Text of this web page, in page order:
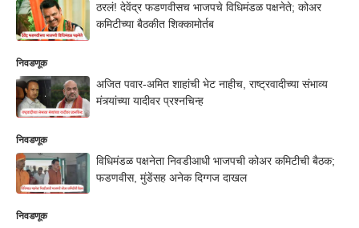
ठरलं! देवेंद्र फडणवीसच भाजपचे विधिमंडळ पक्षनेते; कोअर
कमिटीच्या बैठकीत शिक्कामोर्तब
निवडणूक
अजित पवार-अमित शाहांची भेट नाहीच, राष्ट्रवादीच्या संभाव्य
मंत्र्यांच्या यादीवर प्रश्नचिन्ह
निवडणूक
विधिमंडळ पक्षनेता निवडीआधी भाजपची कोअर कमिटीची बैठक;
फडणवीस, मुंडेंसह अनेक दिग्गज दाखल
निवडणूक